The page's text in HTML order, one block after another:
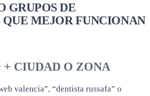
GRUPOS DE
MEJOR FUNCIONAN
+ CIUDAD O ZONA
valencia”, “dentista russafa” o